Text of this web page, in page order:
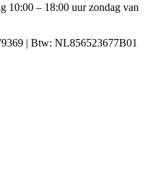
10:00 – 18:00 uur zondag van
| Btw: NL856523677B01